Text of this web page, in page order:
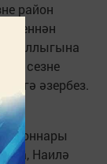
район
сезне
әзербез.
Наилә